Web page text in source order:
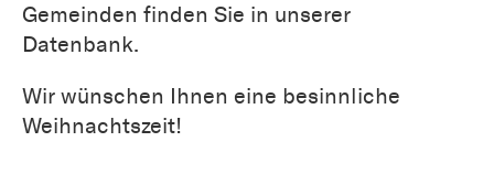
Gemeinden finden Sie in unserer
Datenbank.
Wir wünschen Ihnen eine besinnliche
Weihnachtszeit!